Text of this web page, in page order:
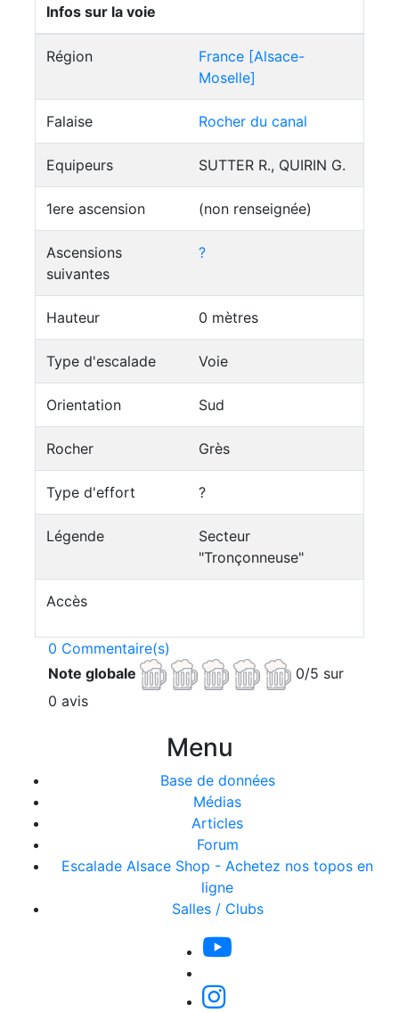
Infos sur la voie
Région
France [Alsace-
Moselle]
Falaise Rocher du canal
Equipeurs SUTTER R., QUIRIN G.
1ere ascension (non renseignée)
Ascensions
suivantes
?
Hauteur 0 mètres
Type d'escalade Voie
Orientation Sud
Rocher Grès
Type d'effort ?
Légende
Secteur
"Tronçonneuse"
Accès
0 Commentaire(s)
Note globale
0/5 sur
0 avis
Menu
Base de données
Médias
Articles
Forum
Escalade Alsace Shop - Achetez nos topos en
ligne
Salles / Clubs